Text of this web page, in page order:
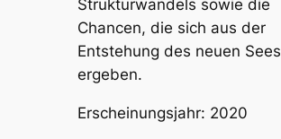
Strukturwandels sowie die
Chancen, die sich aus der
Entstehung des neuen Sees
ergeben.
Erscheinungsjahr: 2020